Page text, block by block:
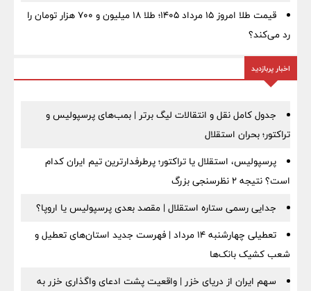
قیمت طلا امروز ۱۵ مرداد ۱۴۰۵؛ طلا ۱۸ میلیون و ۷۰۰ هزار تومان را
رد می‌کند؟
اخبار پربازدید
جدول کامل نقل و انتقالات لیگ برتر | بمب‌های پرسپولیس و
تراکتور؛ بحران استقلال
پرسپولیس، استقلال یا تراکتور؛ پرطرفدارترین تیم ایران کدام
است؟ نتیجه ۲ نظرسنجی بزرگ
جدایی رسمی ستاره استقلال | مقصد بعدی پرسپولیس یا اروپا؟
تعطیلی چهارشنبه ۱۴ مرداد | فهرست جدید استان‌های تعطیل و
شعب کشیک بانک‌ها
سهم ایران از دریای خزر | واقعیت پشت ادعای واگذاری خزر به